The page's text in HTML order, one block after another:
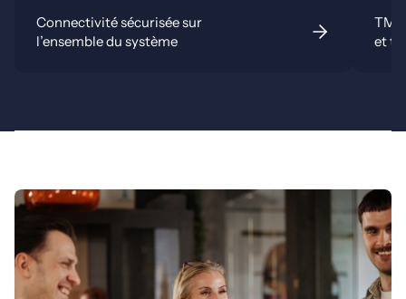
Connectivité sécurisée sur
l’ensemble du système
et